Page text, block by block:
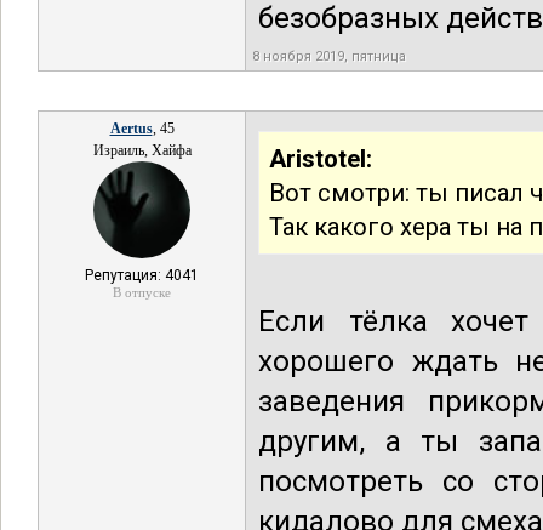
безобразных
8 ноября 2019, пятница
Aertus, 45
Израиль, Хайфа
Репутация: 4041
В отпуске
Aristotel:
Вот смотри: ты писал
Так какого хера ты
Если тёлка
хорошего ждать
заведения
другим, а ты
посмотреть со
кидалово для